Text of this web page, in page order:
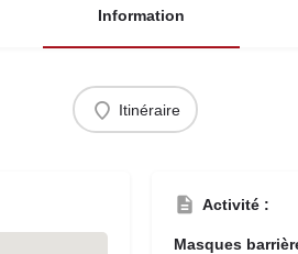
Information
Itinéraire
Activité :
Masques